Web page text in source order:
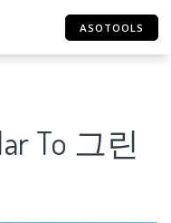
ASOTOOLS
To 그린